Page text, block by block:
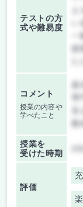
テストの方
式や難易度
コメント
授業の内容や
学べたこと
授業を
受けた時期
評価